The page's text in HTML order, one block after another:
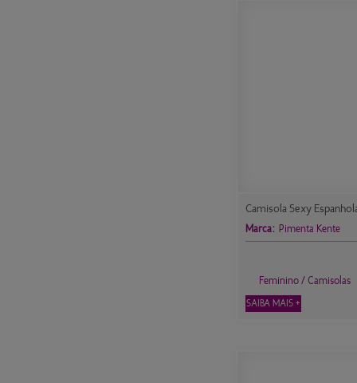
Camisola Sexy
Marca: Pimenta Kente
Feminino / Camisolas
SAIBA MAIS +